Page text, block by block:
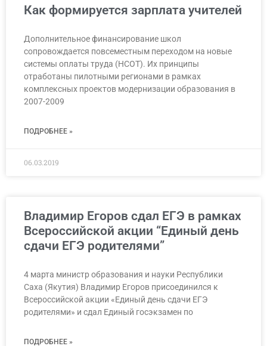
Как формируется зарплата учителей
Дополнительное финансирование школ
сопровождается повсеместным переходом на новые
системы оплаты труда (НСОТ). Их принципы
отработаны пилотными регионами в рамках
комплексных проектов модернизации образования в
2007-2009
ПОДРОБНЕЕ »
06.03.2019
Владимир Егоров сдал ЕГЭ в рамках
Всероссийской акции “Единый день
сдачи ЕГЭ родителями”
4 марта министр образования и науки Республики
Саха (Якутия) Владимир Егоров присоединился к
Всероссийской акции «Единый день сдачи ЕГЭ
родителями» и сдал Единый госэкзамен по
ПОДРОБНЕЕ »